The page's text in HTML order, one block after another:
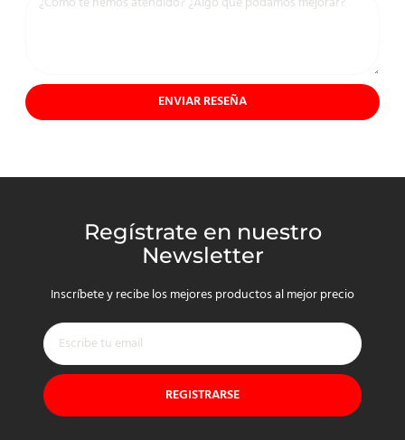
ENVIAR RESEÑA
Regístrate en nuestro
Newsletter
Inscríbete y recibe los mejores productos al mejor precio
REGISTRARSE